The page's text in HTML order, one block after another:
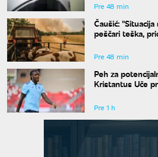
Pre 48 min
Čaušić:
peščari teška,
Pre 48 min
Peh za
Kristantus Uče
Pre 1 h